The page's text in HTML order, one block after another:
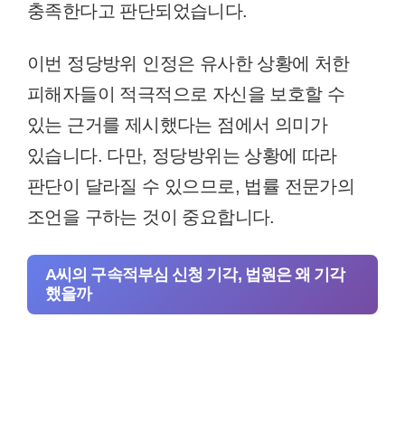
충족한다고 판단되었습니다.
이번 정당방위 인정은 유사한 상황에 처한
피해자들이 적극적으로 자신을 보호할 수
있는 근거를 제시했다는 점에서 의미가
있습니다. 다만, 정당방위는 상황에 따라
판단이 달라질 수 있으므로, 법률 전문가의
조언을 구하는 것이 중요합니다.
A씨의 구속적부심 신청 기각, 법원은 왜 기각
했을까